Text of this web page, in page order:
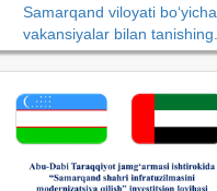
Samarqand viloyati bo‘yicha
vakansiyalar bilan tanishing.